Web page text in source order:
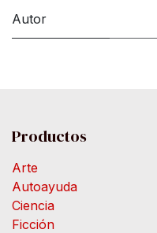
Autor
Productos
Arte
Autoayuda
Ciencia
Ficción